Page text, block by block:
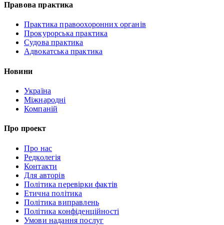
Правова практика
Практика правоохоронних органів
Прокурорська практика
Судова практика
Адвокатська практика
Новини
Україна
Міжнародні
Компаній
Про проект
Про нас
Редколегія
Контакти
Для авторів
Політика перевірки фактів
Етична політика
Політика виправлень
Політика конфіденційності
Умови надання послуг